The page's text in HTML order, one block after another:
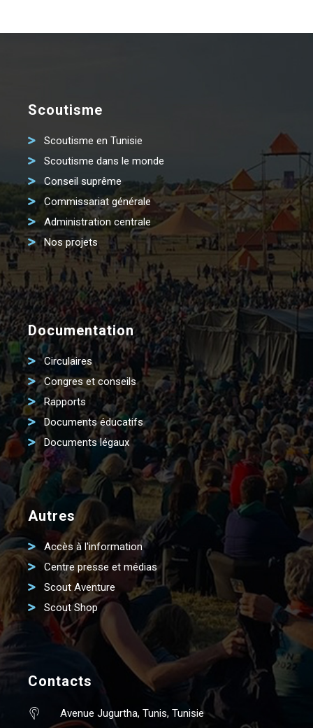
Scoutisme
Scoutisme en Tunisie
Scoutisme dans le monde
Conseil suprême
Commissariat générale
Administration centrale
Nos projets
Documentation
Circulaires
Congres et conseils
Rapports
Documents éducatifs
Documents légaux
Autres
Accès à l'information
Centre presse et médias
Scout Aventure
Scout Shop
Contacts
Avenue Jugurtha, Tunis, Tunisie